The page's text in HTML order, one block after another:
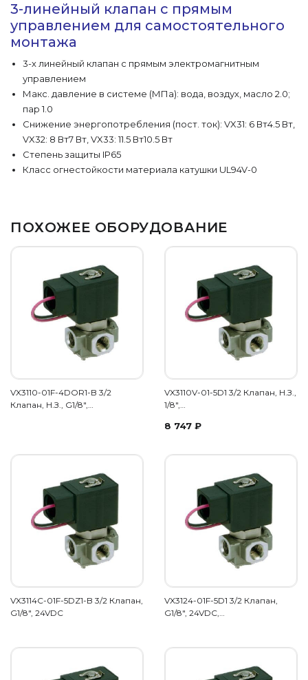
3-линейный клапан с прямым
управлением для самостоятельного
монтажа
3-х линейный клапан с прямым электромагнитным
управлением
Макс. давление в системе (МПа): вода, воздух, масло 2.0;
пар 1.0
Снижение энергопотребления (пост. ток): VX31: 6 Вт4.5 Вт,
VX32: 8 Вт7 Вт, VX33: 11.5 Вт10.5 Вт
Степень защиты IP65
Класс огнестойкости материала катушки UL94V-0
ПОХОЖЕЕ ОБОРУДОВАНИЕ
VX3110-01F-4DOR1-B 3/2
Клапан, Н.З., G1/8",…
VX3110V-01-5D1 3/2 Клапан, Н.З.,
1/8",…
8 747 ₽
VX3114C-01F-5DZ1-B 3/2 Клапан,
G1/8", 24VDC
VX3124-01F-5D1 3/2 Клапан,
G1/8", 24VDC,…